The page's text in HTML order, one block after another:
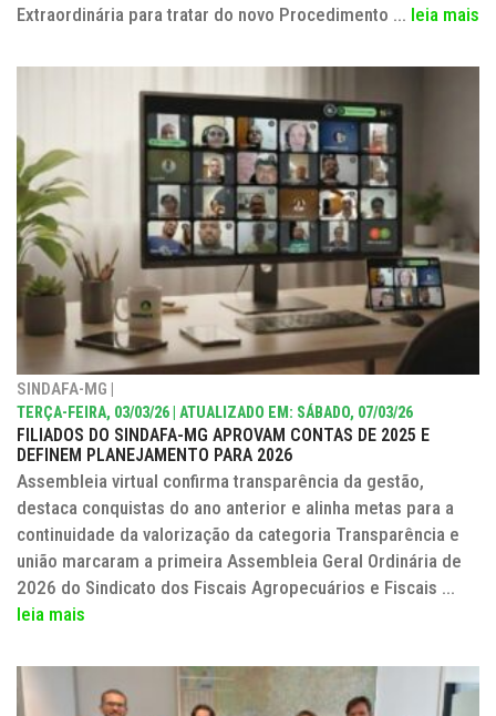
Extraordinária para tratar do novo Procedimento ... leia mais
SINDAFA-MG |
TERÇA-FEIRA, 03/03/26 | ATUALIZADO EM: SÁBADO, 07/03/26
FILIADOS DO SINDAFA-MG APROVAM CONTAS DE 2025 E
DEFINEM PLANEJAMENTO PARA 2026
Assembleia virtual confirma transparência da gestão,
destaca conquistas do ano anterior e alinha metas para a
continuidade da valorização da categoria Transparência e
união marcaram a primeira Assembleia Geral Ordinária de
2026 do Sindicato dos Fiscais Agropecuários e Fiscais ...
leia mais